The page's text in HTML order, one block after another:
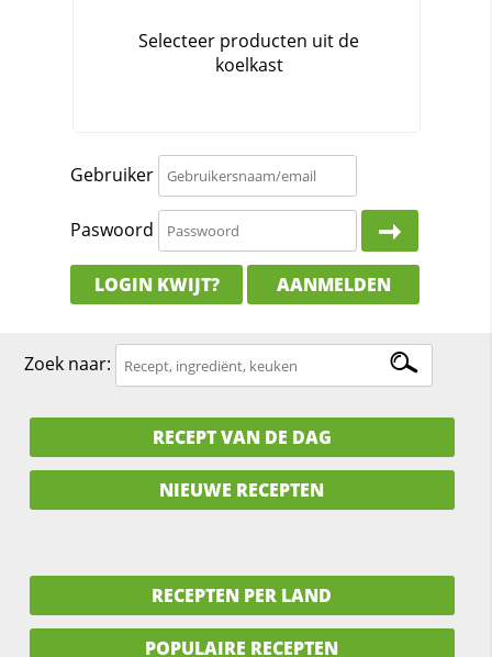
Gebruiker
Paswoord
LOGIN KWIJT? AANMELDEN
Zoek naar:
RECEPT VAN DE DAG
NIEUWE RECEPTEN
RECEPTEN PER LAND
POPULAIRE RECEPTEN